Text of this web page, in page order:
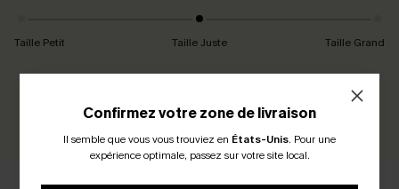
Taille Petit Taille Juste Taille Grand
ÉCRIRE UN AVIS
Confirmez votre zone de livraison
Il semble que vous vous trouviez en États-Unis. Pour une
expérience optimale, passez sur votre site local.